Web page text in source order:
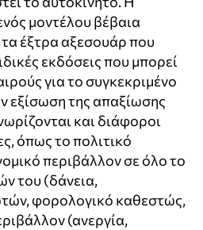
μοντέλου βέβαια
έξτρα αξεσουάρ που
εκδόσεις που μπορεί
για το συγκεκριμένο
εξίσωση της απαξίωσης
και διάφοροι
όπως το πολιτικό
περιβάλλον σε όλο το
του (δάνεια,
φορολογικό καθεστώς,
(ανεργία,